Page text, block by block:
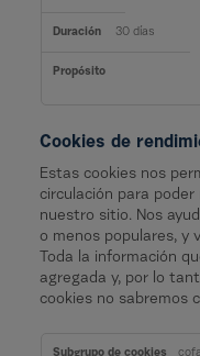
30 días
Cookies de
Estas cookies nos
circulación para
nuestro sitio. Nos
o menos populares, y
Toda la información
agregada y, por lo
cookies no sabremos